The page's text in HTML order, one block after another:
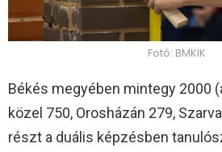
Fotó: BMKIK
Békés megyében mintegy 2000
közel 750, Orosházán 279,
részt a duális képzésben